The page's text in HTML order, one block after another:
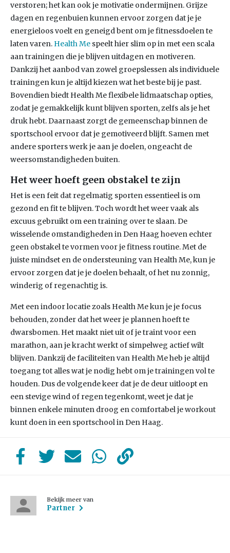
verstoren; het kan ook je motivatie ondermijnen. Grijze
dagen en regenbuien kunnen ervoor zorgen dat je je
energieloos voelt en geneigd bent om je fitnessdoelen te
laten varen. Health Me speelt hier slim op in met een scala
aan trainingen die je blijven uitdagen en motiveren.
Dankzij het aanbod van zowel groepslessen als individuele
trainingen kun je altijd kiezen wat het beste bij je past.
Bovendien biedt Health Me flexibele lidmaatschap opties,
zodat je gemakkelijk kunt blijven sporten, zelfs als je het
druk hebt. Daarnaast zorgt de gemeenschap binnen de
sportschool ervoor dat je gemotiveerd blijft. Samen met
andere sporters werk je aan je doelen, ongeacht de
weersomstandigheden buiten.
Het weer hoeft geen obstakel te zijn
Het is een feit dat regelmatig sporten essentieel is om
gezond en fit te blijven. Toch wordt het weer vaak als
excuus gebruikt om een training over te slaan. De
wisselende omstandigheden in Den Haag hoeven echter
geen obstakel te vormen voor je fitness routine. Met de
juiste mindset en de ondersteuning van Health Me, kun je
ervoor zorgen dat je je doelen behaalt, of het nu zonnig,
winderig of regenachtig is.
Met een indoor locatie zoals Health Me kun je je focus
behouden, zonder dat het weer je plannen hoeft te
dwarsbomen. Het maakt niet uit of je traint voor een
marathon, aan je kracht werkt of simpelweg actief wilt
blijven. Dankzij de faciliteiten van Health Me heb je altijd
toegang tot alles wat je nodig hebt om je trainingen vol te
houden. Dus de volgende keer dat je de deur uitloopt en
een stevige wind of regen tegenkomt, weet je dat je
binnen enkele minuten droog en comfortabel je workout
kunt doen in een sportschool in Den Haag.
Bekijk meer van
Partner